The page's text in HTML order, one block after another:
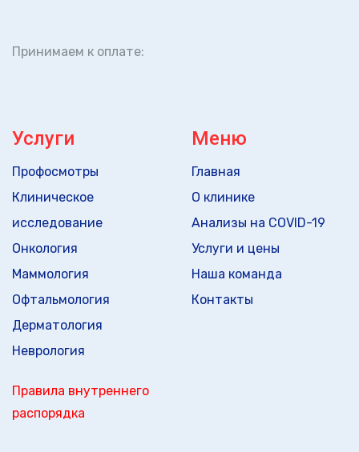
Принимаем к оплате:
Услуги
Профосмотры
Клиническое
исследование
Онкология
Маммология
Офтальмология
Дерматология
Неврология
Правила внутреннего
распорядка
Меню
Главная
О клинике
Анализы на COVID-19
Услуги и цены
Наша команда
Контакты